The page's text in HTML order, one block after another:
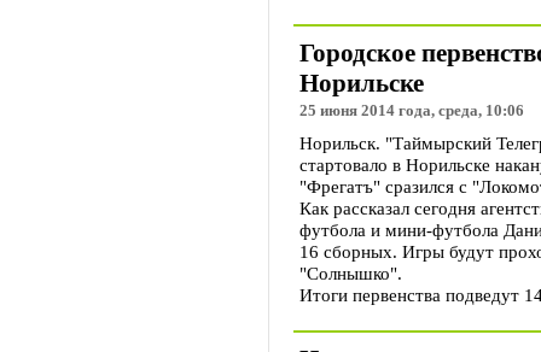
Городское
Норильске
25 июня 2014 года, среда, 10:06
Норильск. "Таймырский
стартовало в Норильске
"Фрегатъ" сразился с
Как рассказал сегодня
футбола и мини-футбола
16 сборных. Игры будут
"Солнышко".
Итоги первенства подведут